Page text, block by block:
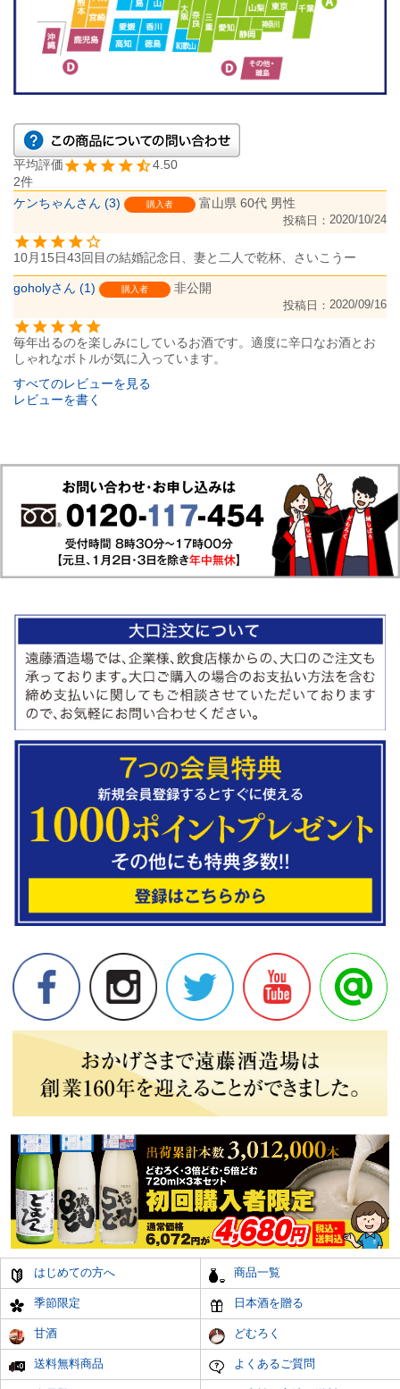
4.50
2
ケンちゃん
3 購入者 富山県 60代 男性
投稿日 2020/10/24
10月15日43回目の結婚記念日、妻と二人で乾杯、さいこうー
goholy 1 購入者 非公開
投稿日 2020/09/16
毎年出るのを楽しみにしているお酒です。適度に辛口なお酒とお
しゃれなボトルが気に入っています。
すべてのレビューを見る
レビューを書く
はじめての方へ 商品一覧
季節限定 日本酒を贈る
甘酒 どむろく
送料無料商品 よくあるご質問